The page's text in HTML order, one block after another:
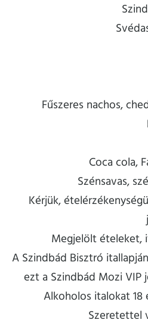
Fűszeres nachos,
Coca cola,
Szénsavas,
Kérjük,
Megjelölt ételeket,
A Szindbád Bisztró
ezt a Szindbád Mozi VIP
Alkoholos italokat
Szeretettel